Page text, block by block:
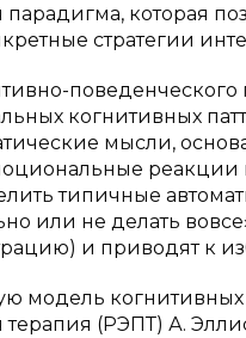
парадигма, которая
стратегии
когнитивных
мысли,
реакции
типичные
или не делать
и приводят к
модель
терапия (РЭПТ) А.